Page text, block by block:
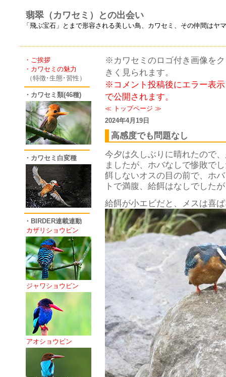
翡翠（カワセミ）との出会い
「飛ぶ宝石」とまで形容される美しい鳥、カワセミ、その仲間は
・ご挨拶
・カワセミの魅力
（特徴･生態･習性）
・カワセミ類(46種)
・カワセミ白変種
・BIRDER連載連動
カザリショウビン
ジャワショウビン
アオショウビン
※カワセミのロゴ付き画像を
きく見られます。
※コメント投稿後にエラー表
で公開されます。
≪ トップページ ≫
2024年4月19日
高感度でも問題なし
今夕は久しぶりに晴れたので
ましたが、ホバなしで惨敗で
餌しないオスの目の前で、ホ
トで満腹、給餌はなしでした
給餌が小エビだと、メスは喜